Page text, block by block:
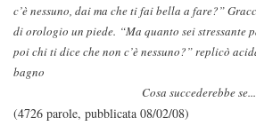
c’è nessuno, dai ma che ti fai bella a fare?”
di orologio un piede. “Ma quanto sei stressante
poi chi ti dice che non c’è nessuno?” replicò
bagno
Cosa succederebbe
(4726 parole, pubblicata 08/02/08)